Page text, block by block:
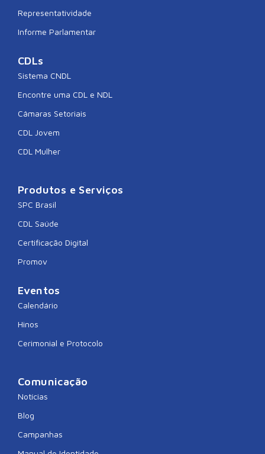
Representatividade
Informe Parlamentar
CDLs
Sistema CNDL
Encontre uma CDL e NDL
Câmaras Setoriais
CDL Jovem
CDL Mulher
Produtos e Serviços
SPC Brasil
CDL Saúde
Certificação Digital
Promov
Eventos
Calendário
Hinos
Cerimonial e Protocolo
Comunicação
Notícias
Blog
Campanhas